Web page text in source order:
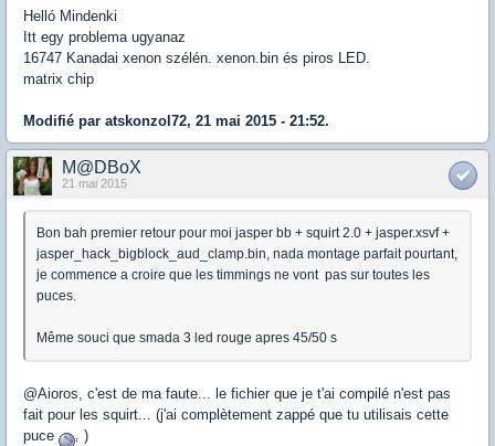
Helló Mindenki
Itt egy problema ugyanaz
16747 Kanadai xenon szélén. xenon.bin és piros LED.
matrix chip
Modifié par atskonzol72, 21 mai 2015 - 21:52.
M@DBoX
21 mai 2015
Bon bah premier retour pour moi jasper bb + squirt 2.0 + jasper.xsvf +
jasper_hack_bigblock_aud_clamp.bin, nada montage parfait pourtant,
je commence a croire que les timmings ne vont pas sur toutes les
puces.
Même souci que smada 3 led rouge apres 45/50 s
@Aioros, c'est de ma faute... le fichier que je t'ai compilé n'est pas
fait pour les squirt... (j'ai complètement zappé que tu utilisais cette
puce
)